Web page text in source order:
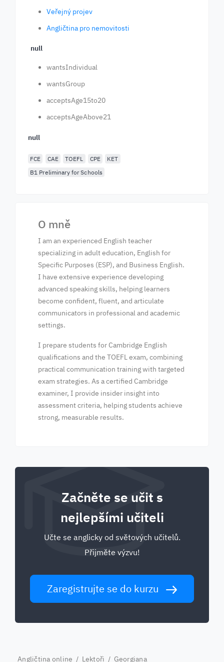
Veřejný projev
Angličtina pro nemovitosti
null
wantsIndividual
wantsGroup
acceptsAge15to20
acceptsAgeAbove21
null
FCE CAE TOEFL CPE
KET
B1 Preliminary for Schools
O mně
I am an experienced English teacher
specializing in adult education, English for
Specific Purposes (ESP), and Business English.
I have extensive experience developing
advanced speaking skills, helping learners
become confident, fluent, and articulate
communicators in professional and academic
settings.
I prepare students for Cambridge English
qualifications and the TOEFL exam, combining
practical communication training with targeted
exam strategies. As a certified Cambridge
examiner, I provide insider insight into
assessment criteria, helping students achieve
strong, measurable results.
Začněte se učit s
nejlepšími učiteli
Učte se anglicky od světových učitelů.
Přijměte výzvu!
Zaregistrujte se do kurzu
Angličtina online / Lektoři / Georgiana